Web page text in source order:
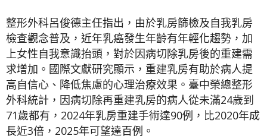
整形外科呂俊德主任指出，由於乳房篩檢及自我乳房
檢查觀念普及，近年乳癌發生年齡有年輕化趨勢，加
上女性自我意識抬頭，對於因病切除乳房後的重建需
求增加。國際文獻研究顯示，重建乳房有助於病人提
高自信心、降低焦慮的心理治療效果。臺中榮總整形
外科統計，因病切除再重建乳房的病人從未滿24歲到
71歲都有，2024年乳房重建手術達90例，比2020年成
長近3倍，2025年可望達百例。